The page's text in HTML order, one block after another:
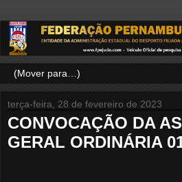
terça-feira, 28 de fevereiro de 2023
CONVOCAÇÃO DA
GERAL ORDINÁRIA